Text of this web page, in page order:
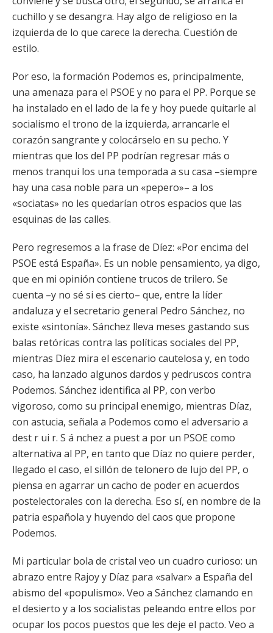
cuchillo y se desangra. Hay algo de religioso en la
izquierda de lo que carece la derecha. Cuestión de
estilo.
Por eso, la formación Podemos es, principalmente,
una amenaza para el PSOE y no para el PP. Porque se
ha instalado en el lado de la fe y hoy puede quitarle al
socialismo el trono de la izquierda, arrancarle el
corazón sangrante y colocárselo en su pecho. Y
mientras que los del PP podrían regresar más o
menos tranqui los una temporada a su casa –siempre
hay una casa noble para un «pepero»– a los
«sociatas» no les quedarían otros espacios que las
esquinas de las calles.
Pero regresemos a la frase de Díez: «Por encima del
PSOE está España». Es un noble pensamiento, ya digo,
que en mi opinión contiene trucos de trilero. Se
cuenta –y no sé si es cierto– que, entre la líder
andaluza y el secretario general Pedro Sánchez, no
existe «sintonía». Sánchez lleva meses gastando sus
balas retóricas contra las políticas sociales del PP,
mientras Díez mira el escenario cautelosa y, en todo
caso, ha lanzado algunos dardos y pedruscos contra
Podemos. Sánchez identifica al PP, con verbo
vigoroso, como su principal enemigo, mientras Díaz,
con astucia, señala a Podemos como el adversario a
dest r ui r. S á nchez a puest a por un PSOE como
alternativa al PP, en tanto que Díaz no quiere perder,
llegado el caso, el sillón de telonero de lujo del PP, o
piensa en agarrar un cacho de poder en acuerdos
postelectorales con la derecha. Eso sí, en nombre de la
patria española y huyendo del caos que propone
Podemos.
Mi particular bola de cristal veo un cuadro curioso: un
abrazo entre Rajoy y Díaz para «salvar» a España del
abismo del «populismo». Veo a Sánchez clamando en
el desierto y a los socialistas peleando entre ellos por
ocupar los pocos puestos que les deje el pacto. Veo a